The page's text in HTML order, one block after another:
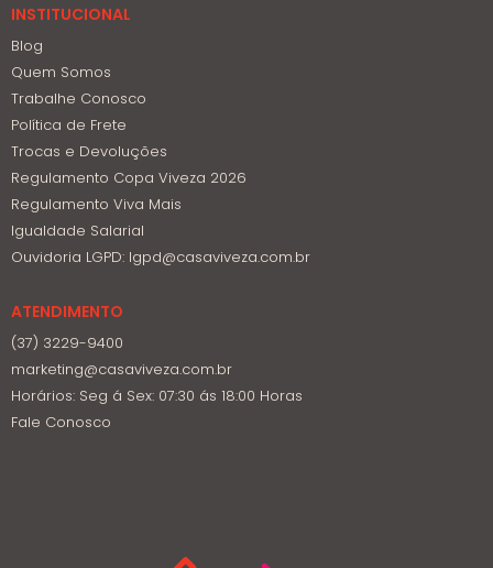
INSTITUCIONAL
Blog
Quem Somos
Trabalhe Conosco
Política de Frete
Trocas e Devoluções
Regulamento Copa Viveza 2026
Regulamento Viva Mais
Igualdade Salarial
Ouvidoria LGPD: lgpd@casaviveza.com.br
ATENDIMENTO
(37) 3229-9400
marketing@casaviveza.com.br
Horários: Seg á Sex: 07:30 ás 18:00 Horas
Fale Conosco